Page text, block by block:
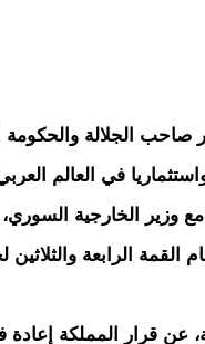
صاحب الجلالة والحكومة
في العالم
وزير الخارجية
الرابعة والثلاثين
عن قرار المملكة إعادة